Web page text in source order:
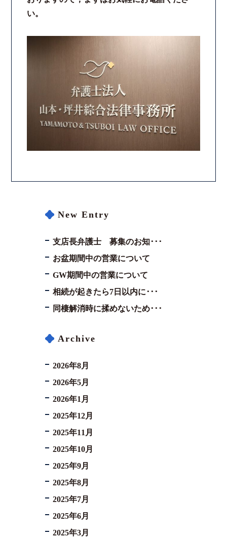
い。
New Entry
支店長弁護士 募集のお知･･･
お盆期間中の営業について
GW期間中の営業について
相続が起きたら7日以内に･･･
同棲解消時に揉めないため･･･
Archive
2026年8月
2026年5月
2026年1月
2025年12月
2025年11月
2025年10月
2025年9月
2025年8月
2025年7月
2025年6月
2025年3月